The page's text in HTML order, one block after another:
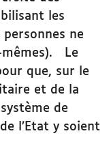
les
personnes ne
mêmes). Le
que, sur le
et de la
de
l’Etat y soient